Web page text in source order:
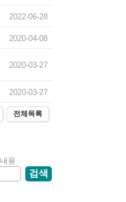
2022-06-28
2020-04-08
2020-03-27
2020-03-27
전체목록
내용
검색